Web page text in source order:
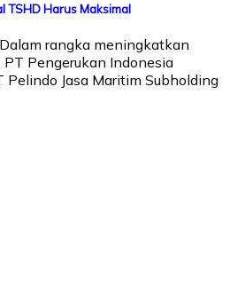
TSHD Harus Maksimal
rangka meningkatkan
Pengerukan Indonesia
Pelindo Jasa Maritim Subholding